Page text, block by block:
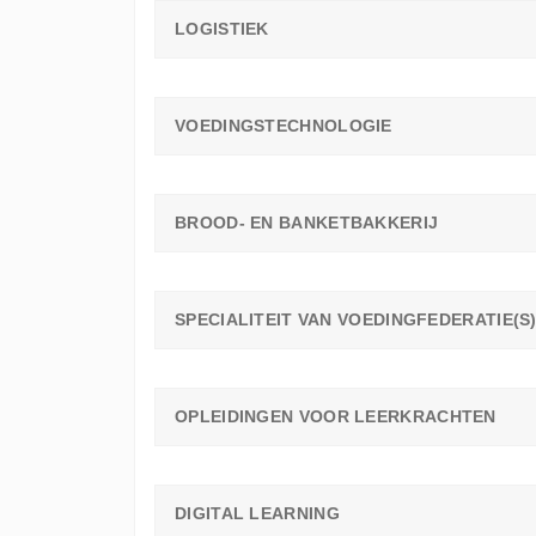
LOGISTIEK
VOEDINGSTECHNOLOGIE
BROOD- EN BANKETBAKKERIJ
SPECIALITEIT VAN VOEDINGFEDERATIE(S)
OPLEIDINGEN VOOR LEERKRACHTEN
DIGITAL LEARNING